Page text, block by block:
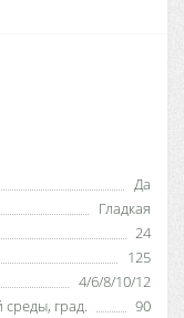
Да
Гладкая
24
125
4/6/8/10/12
град.
90